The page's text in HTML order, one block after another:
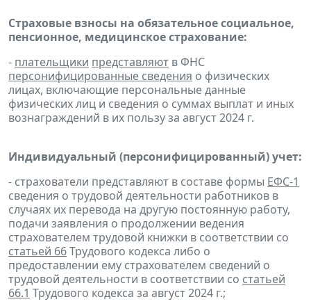
Страховые взносы на обязательное социальное,
пенсионное, медицинское страхование:
- плательщики представляют в ФНС
персонифицированные сведения о физических
лицах, включающие персональные данные
физических лиц и сведения о суммах выплат и иных
вознаграждений в их пользу за август 2024 г.
Индивидуальный (персонифицированный) учет:
- страхователи представляют в составе формы ЕФС-1
сведения о трудовой деятельности работников в
случаях их перевода на другую постоянную работу,
подачи заявления о продолжении ведения
страхователем трудовой книжки в соответствии со
статьей 66Трудового кодекса либо о
предоставлении ему страхователем сведений о
трудовой деятельности в соответствии со статьей
66.1 Трудового кодекса за август 2024 г.;